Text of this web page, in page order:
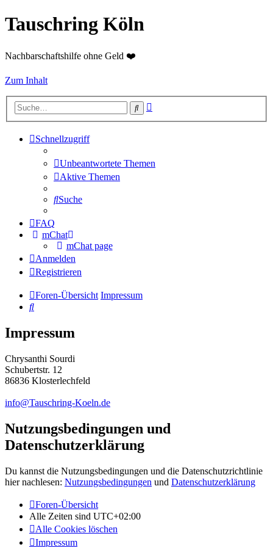
Tauschring Köln
Nachbarschaftshilfe ohne Geld ❤️
Zum Inhalt
Suche
Schnellzugriff
Unbeantwortete Themen
Aktive Themen
Suche
FAQ
mChat
mChat page
Anmelden
Registrieren
Foren-Übersicht Impressum
Suche
Impressum
Chrysanthi Sourdi
Schubertstr. 12
86836 Klosterlechfeld
info@Tauschring-Koeln.de
Nutzungsbedingungen und
Datenschutzerklärung
Du kannst die Nutzungsbedingungen und die Datenschutzrichtlinie
hier nachlesen: Nutzungsbedingungen und Datenschutzerklärung
Foren-Übersicht
Alle Zeiten sind UTC+02:00
Alle Cookies löschen
Impressum